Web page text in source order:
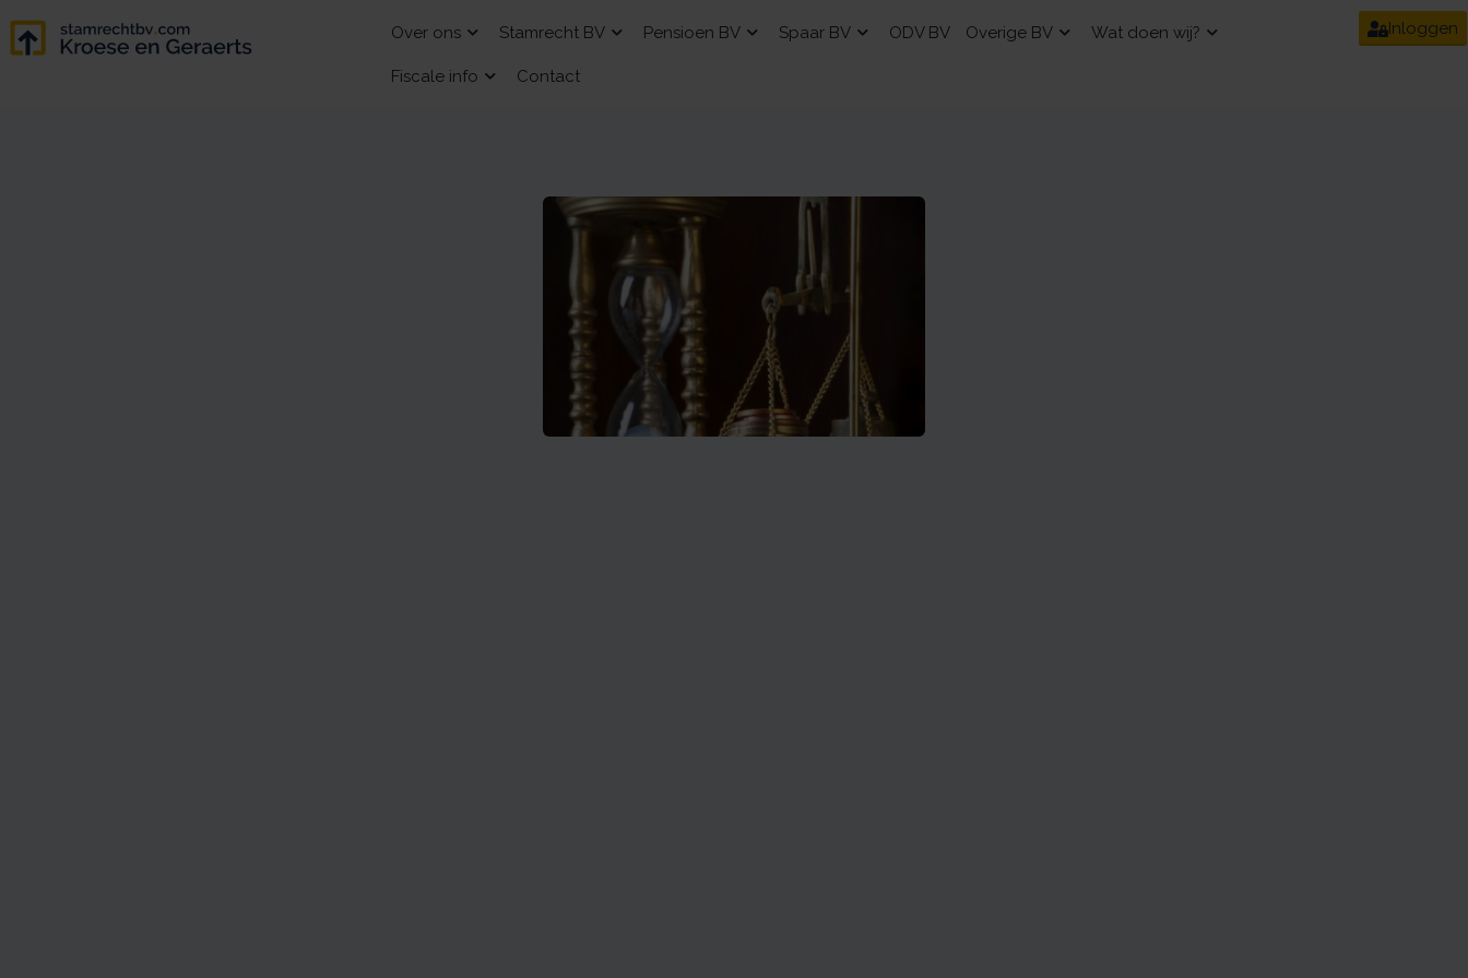
Over ons Stamrecht BV Pensioen BV Spaar BV ODV BV Overige BV Wat doen wij?
Fiscale info Contact
Inloggen